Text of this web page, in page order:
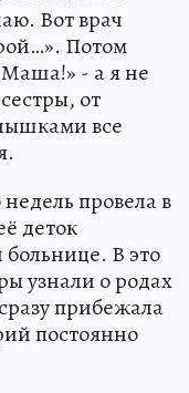
Вот врач
Потом
- а я не
от
все
провела в
деток
В это
узнали о родах
прибежала
постоянно